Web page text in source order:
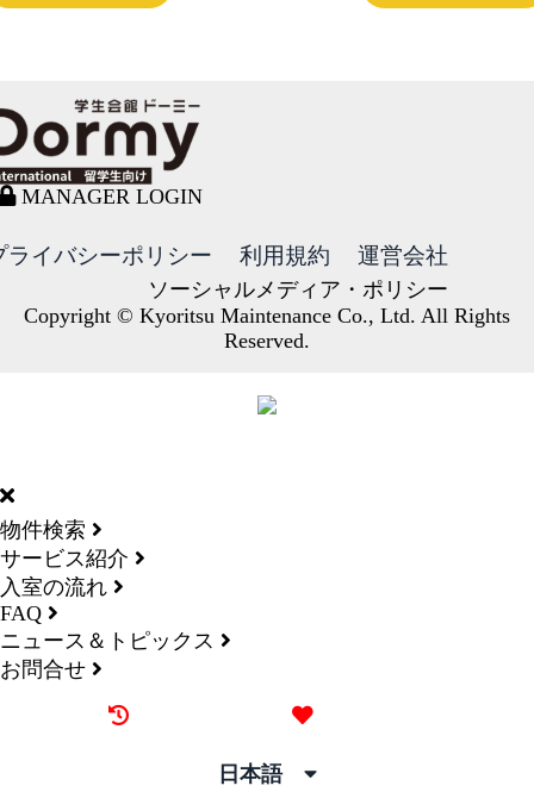
MANAGER LOGIN
ライバシーポリシー 利用規約 運営会社
ソーシャルメディア・ポリシー
Copyright © Kyoritsu Maintenance Co., Ltd. All Rights
Reserved.
物件検索
サービス紹介
入室の流れ
FAQ
ニュース＆トピックス
お問合せ
日本語